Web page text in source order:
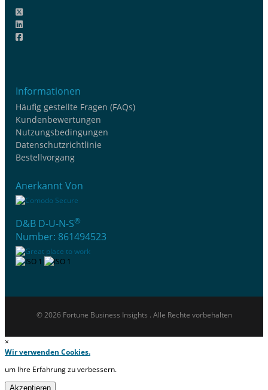
Informationen
Häufig gestellte Fragen (FAQs)
Kundenbewertungen
Nutzungsbedingungen
Datenschutzrichtlinie
Bestellvorgang
Anerkannt Von
D&B D-U-N-S®
Number: 861494523
© 2026 Fortune Business Insights . Alle Rechte vorbehalten
×
Wir verwenden Cookies.
um Ihre Erfahrung zu verbessern.
Akzeptieren